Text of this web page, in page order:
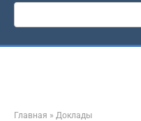
Поиск:
Главная » Доклады